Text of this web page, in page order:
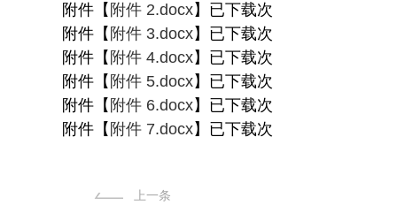
附件【 附件 2.docx】已下载次
附件【 附件 3.docx】已下载次
附件【 附件 4.docx】已下载次
附件【 附件 5.docx】已下载次
附件【 附件 6.docx】已下载次
附件【 附件 7.docx】已下载次
上一条